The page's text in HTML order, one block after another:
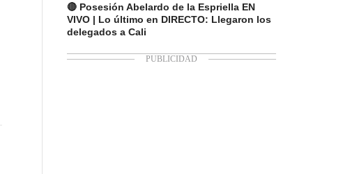
🔴 Posesión Abelardo de la Espriella EN
VIVO | Lo último en DIRECTO: Llegaron los
delegados a Cali